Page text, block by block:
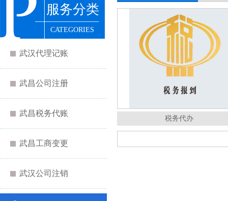
服务分类
CATEGORIES
武汉代理记账
武昌公司注册
武昌税务代账
武昌工商变更
武汉公司注销
税务代办